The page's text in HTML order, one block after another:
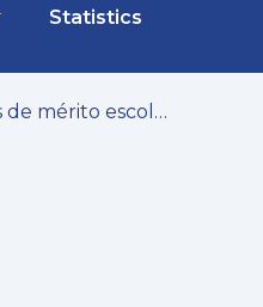
Statistics
Alunos de mérito escolar no ensino secundário: estudo exploratório sobre variáveis psicológicas associadas ao rendimento académico elevado